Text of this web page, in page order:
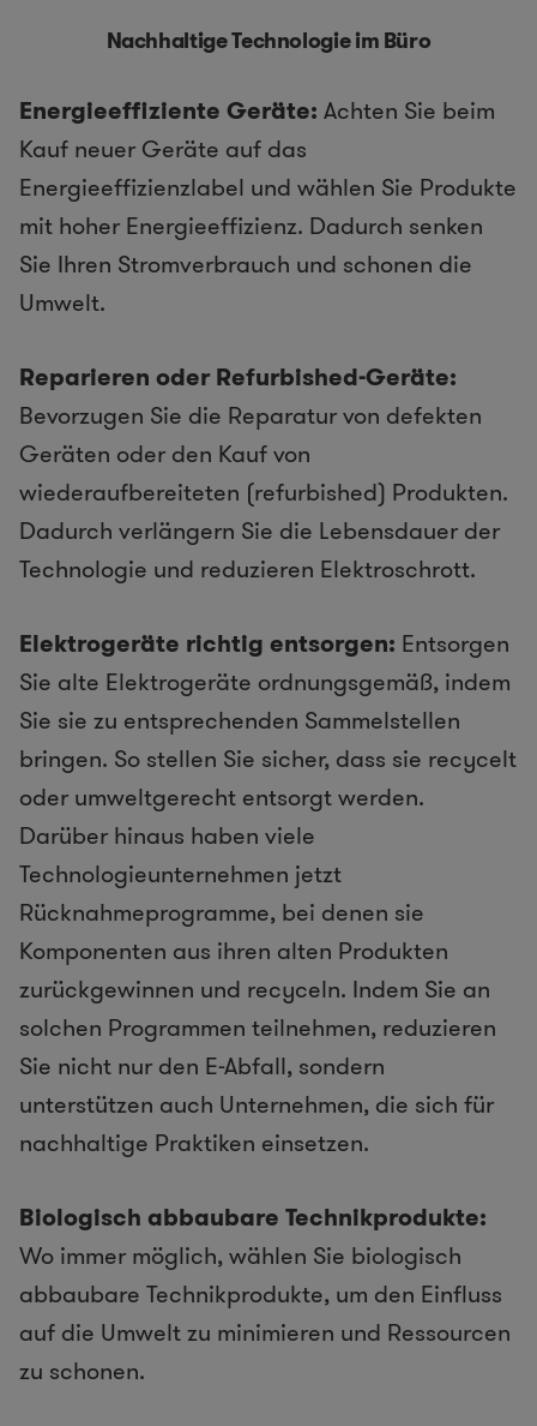
Nachhaltige Technologie im Büro
Energieeffiziente Geräte: Achten Sie beim
Kauf neuer Geräte auf das
Energieeffizienzlabel und wählen Sie Produkte
mit hoher Energieeffizienz. Dadurch senken
Sie Ihren Stromverbrauch und schonen die
Umwelt.
Reparieren oder Refurbished-Geräte:
Bevorzugen Sie die Reparatur von defekten
Geräten oder den Kauf von
wiederaufbereiteten (refurbished) Produkten.
Dadurch verlängern Sie die Lebensdauer der
Technologie und reduzieren Elektroschrott.
Elektrogeräte richtig entsorgen: Entsorgen
Sie alte Elektrogeräte ordnungsgemäß, indem
Sie sie zu entsprechenden Sammelstellen
bringen. So stellen Sie sicher, dass sie recycelt
oder umweltgerecht entsorgt werden.
Darüber hinaus haben viele
Technologieunternehmen jetzt
Rücknahmeprogramme, bei denen sie
Komponenten aus ihren alten Produkten
zurückgewinnen und recyceln. Indem Sie an
solchen Programmen teilnehmen, reduzieren
Sie nicht nur den E-Abfall, sondern
unterstützen auch Unternehmen, die sich für
nachhaltige Praktiken einsetzen.
Biologisch abbaubare Technikprodukte:
Wo immer möglich, wählen Sie biologisch
abbaubare Technikprodukte, um den Einfluss
auf die Umwelt zu minimieren und Ressourcen
zu schonen.